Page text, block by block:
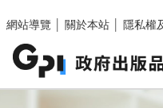
網站導覽
關於本站 隱私權